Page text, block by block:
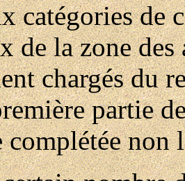
catégories de
de la zone
chargés du
partie
complétée